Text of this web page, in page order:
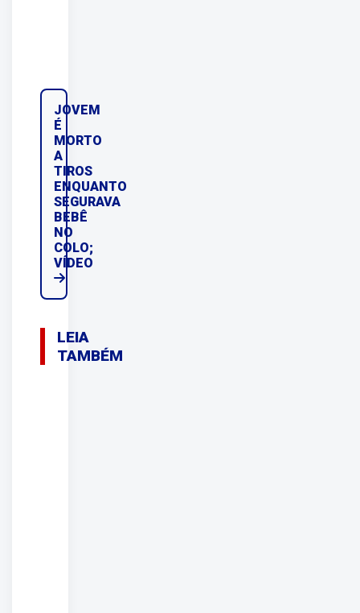
JOVEM
É
MORTO
A
TIROS
ENQUANTO
SEGURAVA
BEBÊ
NO
COLO;
VÍDEO
LEIA
TAMBÉM